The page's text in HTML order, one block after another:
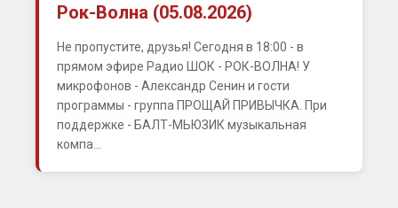
Рок-Волна (05.08.2026)
Не пропустите, друзья! Сегодня в 18:00 - в
прямом эфире Радио ШОК - РОК-ВОЛНА! У
микрофонов - Александр Сенин и гости
программы - группа ПРОЩАЙ ПРИВЫЧКА. При
поддержке - БАЛТ-МЬЮЗИК музыкальная
компа...